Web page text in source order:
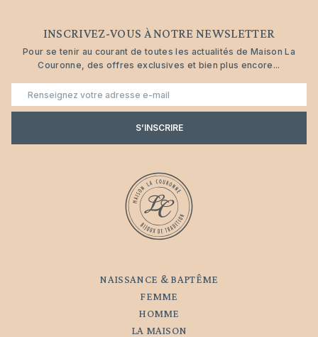
INSCRIVEZ-VOUS À NOTRE NEWSLETTER
Pour se tenir au courant de toutes les actualités de Maison La
Couronne, des offres exclusives et bien plus encore...
E-
S’INSCRIRE
NAISSANCE & BAPTÊME
FEMME
HOMME
LA MAISON